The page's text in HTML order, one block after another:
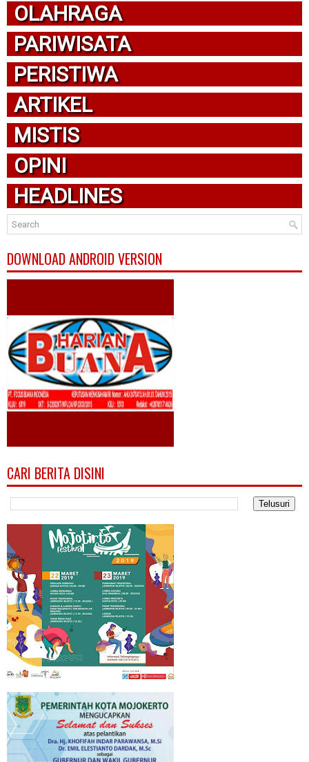
OLAHRAGA
PARIWISATA
PERISTIWA
ARTIKEL
MISTIS
OPINI
HEADLINES
DOWNLOAD ANDROID VERSION
CARI BERITA DISINI